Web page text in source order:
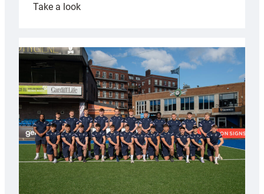
Take a look:
partnership
with
Keep
Wales
Tidy